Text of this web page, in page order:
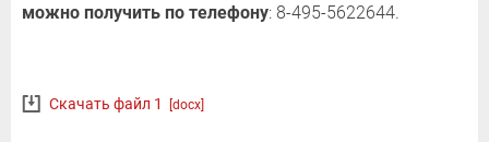
можно получить по телефону: 8-495-5622644.
Скачать файл 1 [docx]